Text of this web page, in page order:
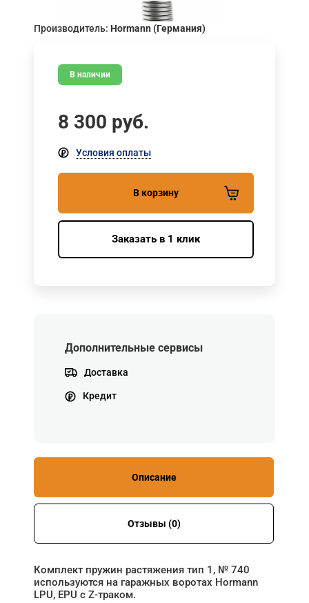
Производитель: Hormann (Германия)
В наличии
8 300 руб.
Условия оплаты
В корзину
Заказать в 1 клик
Дополнительные сервисы
Доставка
Кредит
Описание
Отзывы (0)
Комплект пружин растяжения тип 1, № 740
используются на гаражных воротах Hormann
LPU, EPU с Z-траком.